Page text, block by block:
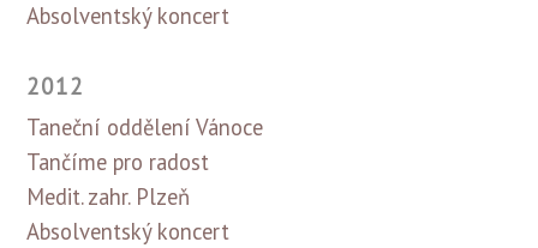
Absolventský koncert
2012
Taneční oddělení Vánoce
Tančíme pro radost
Medit. zahr. Plzeň
Absolventský koncert